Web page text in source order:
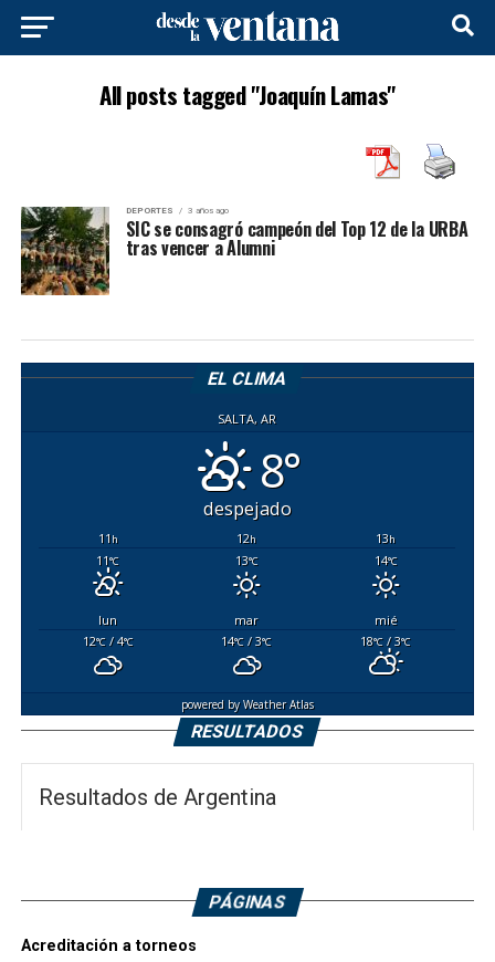
All posts tagged "Joaquín Lamas"
DEPORTES 3 años ago
SIC se consagró campeón del Top 12 de la URBA
tras vencer a Alumni
EL CLIMA
SALTA, AR
8°
despejado
11h 12h 13h
11°C 13°C 14°C
lun mar
mié
12°C/ 4°C 14°C / 3°C 18°C / 3°C
powered byWeather Atlas
RESULTADOS
Resultados de Argentina
PÁGINAS
Acreditación a torneos